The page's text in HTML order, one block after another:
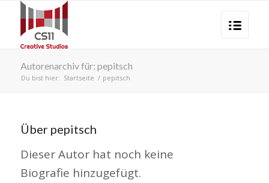
Autorenarchiv für: pepitsch
Du bist hier: Startseite / pepitsch
Über pepitsch
Dieser Autor hat noch keine
Biografie hinzugefügt.